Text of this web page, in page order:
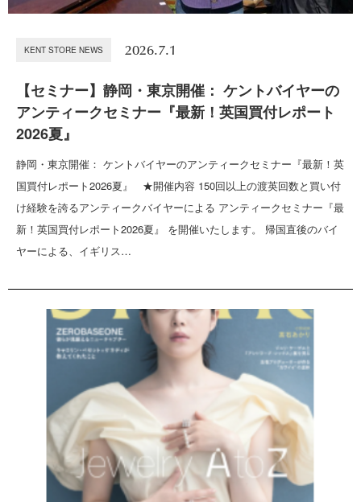
KENT STORE NEWS 2026.7.1
【セミナー】静岡・東京開催： ケントバイヤーの
アンティークセミナー『最新！英国買付レポート
2026夏』
静岡・東京開催： ケントバイヤーのアンティークセミナー『最新！英
国買付レポート2026夏』 ★開催内容 150回以上の渡英回数と買い付
け経験を誇るアンティークバイヤーによる アンティークセミナー『最
新！英国買付レポート2026夏』 を開催いたします。 帰国直後のバイ
ヤーによる、イギリス…